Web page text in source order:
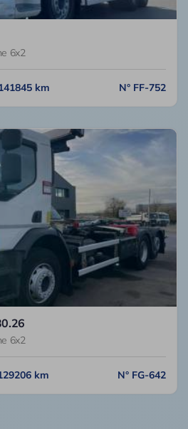
6x2
km N° FF-752
6x2
km N° FG-642